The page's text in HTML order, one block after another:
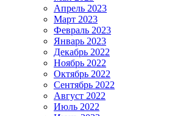
Апрель 2023
Март 2023
Февраль 2023
Январь 2023
Декабрь 2022
Ноябрь 2022
Октябрь 2022
Сентябрь 2022
Август 2022
Июль 2022